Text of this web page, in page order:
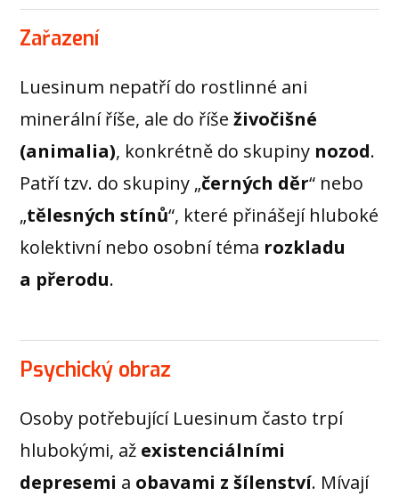
Zařazení
Luesinum nepatří do rostlinné ani
minerální říše, ale do říšeživočišné
(animalia), konkrétně do skupiny nozod.
Patří tzv. do skupiny „černých děr“ nebo
„tělesných stínů“, které přinášejí hluboké
kolektivní nebo osobní téma rozkladu
a přerodu.
Psychický obraz
Osoby potřebující Luesinum často trpí
hlubokými, až existenciálními
depresemi a obavami z šílenství. Mívají